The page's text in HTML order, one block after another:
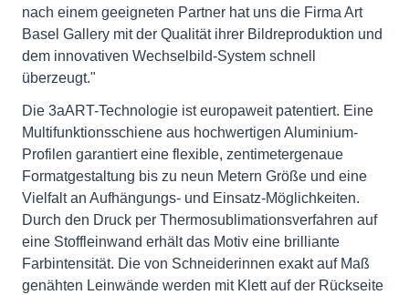
nach einem geeigneten Partner hat uns die Firma Art
Basel Gallery mit der Qualität ihrer Bildreproduktion und
dem innovativen Wechselbild-System schnell
überzeugt."
Die 3aART-Technologie ist europaweit patentiert. Eine
Multifunktionsschiene aus hochwertigen Aluminium-
Profilen garantiert eine flexible, zentimetergenaue
Formatgestaltung bis zu neun Metern Größe und eine
Vielfalt an Aufhängungs- und Einsatz-Möglichkeiten.
Durch den Druck per Thermosublimationsverfahren auf
eine Stoffleinwand erhält das Motiv eine brilliante
Farbintensität. Die von Schneiderinnen exakt auf Maß
genähten Leinwände werden mit Klett auf der Rückseite